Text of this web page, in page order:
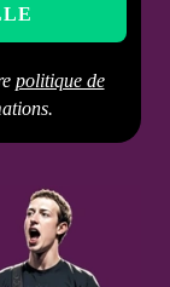
politique de